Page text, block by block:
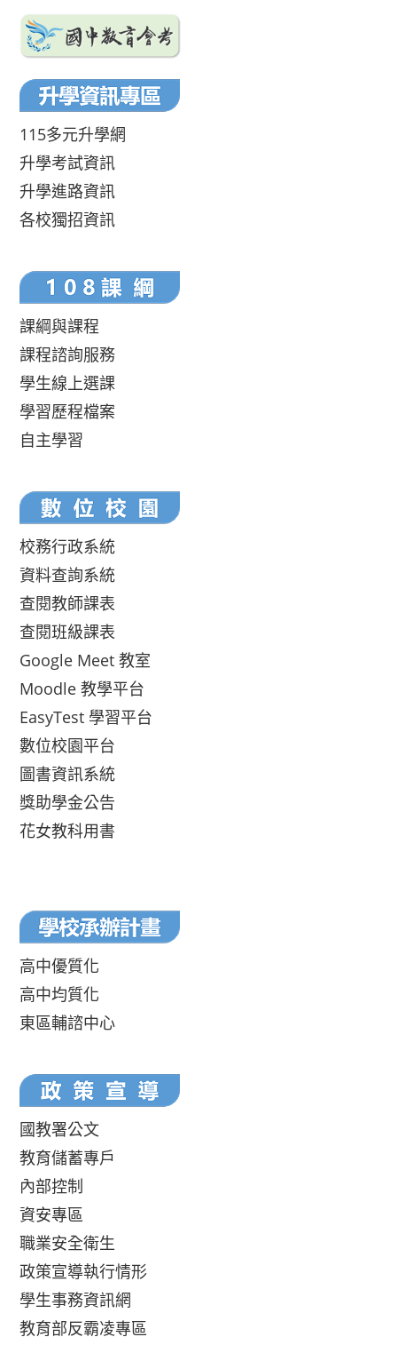
115多元升學網
升學考試資訊
升學進路資訊
各校獨招資訊
課綱與課程
課程諮詢服務
學生線上選課
學習歷程檔案
自主學習
校務行政系統
資料查詢系統
查閱教師課表
查閱班級課表
Google Meet 教室
Moodle 教學平台
EasyTest 學習平台
數位校園平台
圖書資訊系統
獎助學金公告
花女教科用書
高中優質化
高中均質化
東區輔諮中心
國教署公文
教育儲蓄專戶
內部控制
資安專區
職業安全衛生
政策宣導執行情形
學生事務資訊網
教育部反霸凌專區